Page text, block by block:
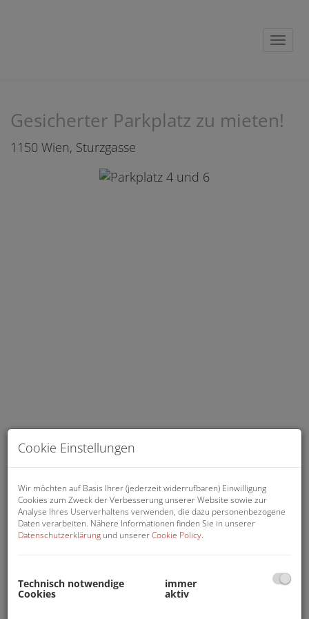
Gesicherter Parkplatz zu mieten!
1150 Wien, Sturzgasse
Parkplatz 4 und 6
Gesamtmiete: € 120,- inkl. USt.
Cookie Einstellungen
Wir möchten auf Basis Ihrer (jederzeit widerrufbaren) Einwilligung
Cookies zum Zweck der Verbesserung unserer Website sowie zur
Analyse Ihres Userverhaltens verwenden, die dazu personenbezogene
Daten verarbeiten. Nähere Informationen finden Sie in unserer
Datenschutzerklärung und unsererCookie Policy.
Technisch notwendige
Cookies
immer
aktiv